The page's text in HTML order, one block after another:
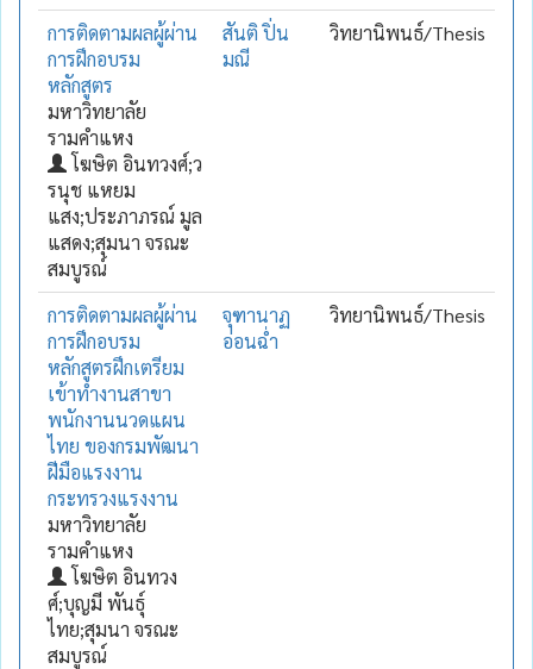
การติดตามผลผู้ผ่าน
การฝึกอบรม
หลักสูตร
มหาวิทยาลัย
รามคำแหง
โฆษิต อินทวงศ์;ว
รนุช แหยม
แสง;ประภาภรณ์ มูล
แสดง;สุมนา จรณะ
สมบูรณ์
สันติ ปิ่น
มณี
วิทยานิพนธ์/Thesis
การติดตามผลผู้ผ่าน
การฝึกอบรม
หลักสูตรฝึกเตรียม
เข้าทำงานสาขา
พนักงานนวดแผน
ไทย ของกรมพัฒนา
ฝีมือแรงงาน
กระทรวงแรงงาน
มหาวิทยาลัย
รามคำแหง
โฆษิต อินทวง
ศ์;บุญมี พันธุ์
ไทย;สุมนา จรณะ
สมบูรณ์
จุฑานาฏ
อ่อนฉ่ำ
วิทยานิพนธ์/Thesis